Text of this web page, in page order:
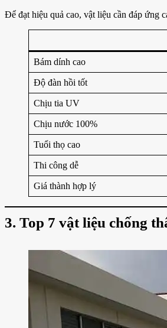
Để đạt hiệu quả cao, vật liệu cần đáp ứng
Bám dính cao
Độ đàn hồi tốt
Chịu tia UV
Chịu nước 100%
Tuổi thọ cao
Thi công dễ
Giá thành hợp lý
3. Top 7 vật liệu chống